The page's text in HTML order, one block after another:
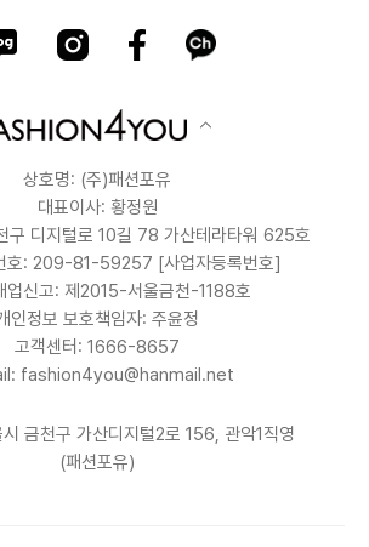
상호명: (주)패션포유
대표이사: 황정원
구 디지털로 10길 78 가산테라타워 625호
호: 209-81-59257 [사업자등록번호]
업신고: 제2015-서울금천-1188호
인정보 보호책임자: 주윤정
고객센터: 1666-8657
fashion4you@hanmail.net
금천구 가산디지털2로 156, 관악1직영
(패션포유)